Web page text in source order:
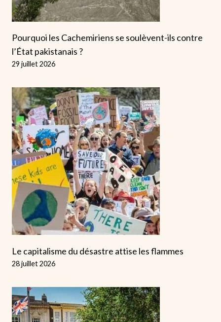
Pourquoi les Cachemiriens se soulèvent-ils contre
l’État pakistanais ?
29 juillet 2026
Le capitalisme du désastre attise les flammes
28 juillet 2026